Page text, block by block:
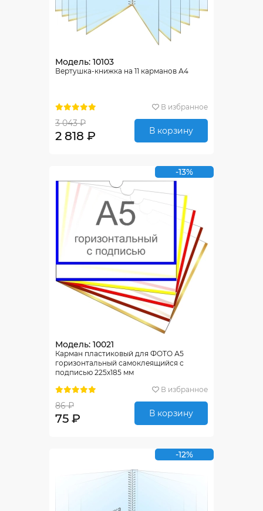
Модель: 10103
Вертушка-книжка на 11 карманов А4
В избранное
3 043 ₽
2 818 ₽ В корзину
-13%
Модель: 10021
Карман пластиковый для ФОТО А5
горизонтальный самоклеящийся с
подписью 225х185 мм
В избранное
86 ₽
75 ₽ В корзину
-12%